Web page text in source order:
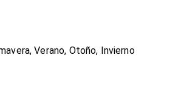
Verano, Otoño, Invierno